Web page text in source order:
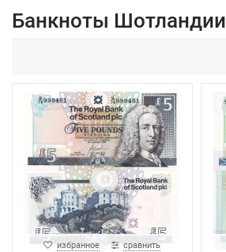
Банкноты Шотландии
избранное сравнить